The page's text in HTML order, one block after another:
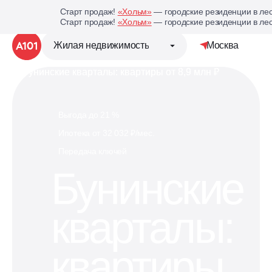
Старт продаж! «Хольм»— городские резиденции в
Старт продаж! «Хольм»— городские резиденции в
Жилая недвижимость Москва